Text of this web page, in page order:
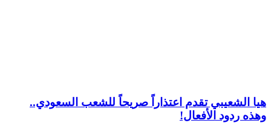
هيا الشعيبي تقدم اعتذاراً صريحاً للشعب السعودي..
وهذه ردود الأفعال!